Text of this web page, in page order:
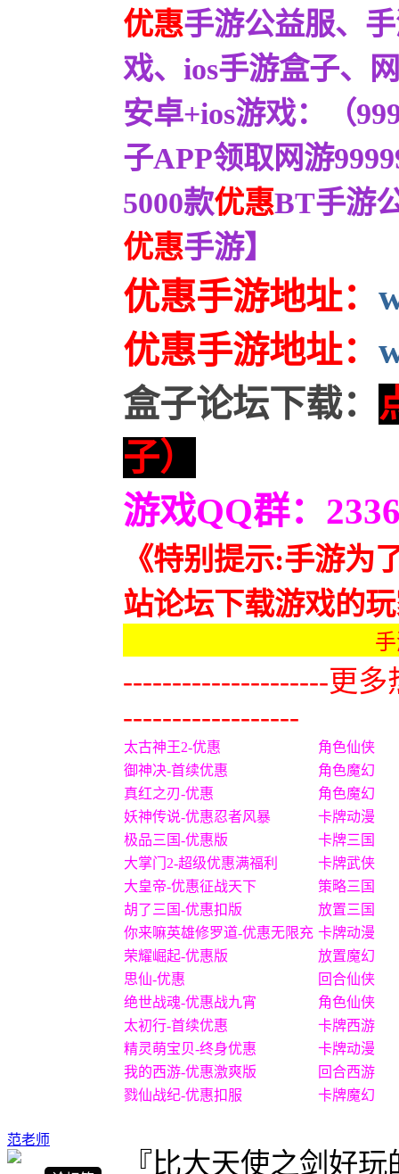
范老师
优惠手游公益服、
戏、ios手游盒子、
安卓+ios游戏：（
子APP领取网游
5000款优惠BT手游
优惠手游】
优惠手游地址：
优惠手游地址：
盒子论坛下载：
子）
游戏QQ群：
《特别提示:手游为
站论坛下载游戏的
---------------------更
------------------
太古神王2-优惠
角色仙侠
御神决-首续优惠
角色魔幻
真红之刃-优惠
角色魔幻
妖神传说-优惠忍者风暴
卡牌动漫
极品三国-优惠版
卡牌三国
大掌门2-超级优惠满福利
卡牌武侠
大皇帝-优惠征战天下
策略三国
胡了三国-优惠扣版
放置三国
你来嘛英雄修罗道-优惠无限充 卡牌动漫
荣耀崛起-优惠版
放置魔幻
思仙-优惠
回合仙侠
绝世战魂-优惠战九宵
角色仙侠
太初行-首续优惠
卡牌西游
精灵萌宝贝-终身优惠
卡牌动漫
我的西游-优惠激爽版
回合西游
戮仙战纪-优惠扣服
卡牌魔幻
『比大天使之剑好